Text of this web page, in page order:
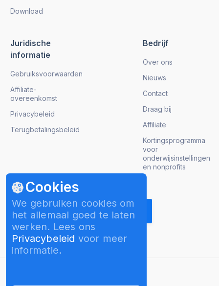
Cookies
We gebruiken cookies om
het allemaal goed te laten
werken. Lees ons
Privacybeleid voor meer
informatie.
Download
Juridische
informatie
Gebruiksvoorwaarden
Affiliate-
overeenkomst
Privacybeleid
Terugbetalingsbeleid
Bedrijf
Over ons
Nieuws
Contact
Draag bij
Affiliate
Kortingsprogramma
voor
onderwijsinstellingen
en nonprofits
Krijg product updates